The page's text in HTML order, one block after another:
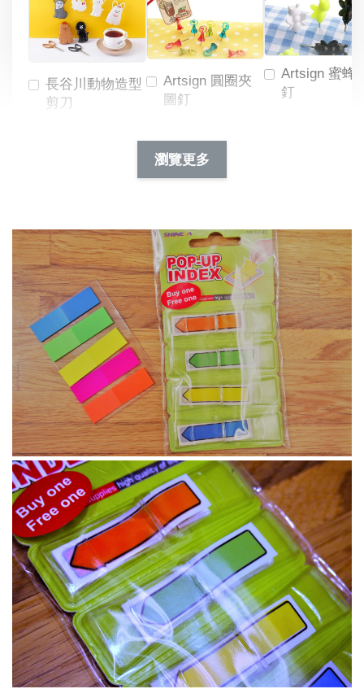
長谷川動物造型
剪刀
Artsign 圓圈夾
圖釘
NT$ 19.00
NT$ 66.00
Artsign 蜜蜂
釘
加入購物車
瀏覽更多